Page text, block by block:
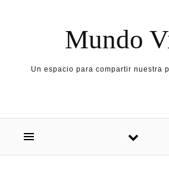
Mundo
Un espacio para compartir nuestra